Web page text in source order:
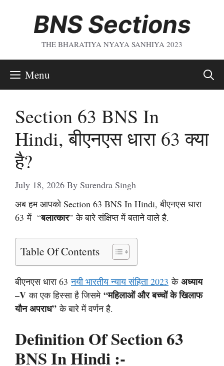
BNS Sections
THE BHARATIYA NYAYA SANHIYA 2023
Menu
Section 63 BNS In
Hindi, बीएनएस धारा 63 क्या
है?
July 18, 2026 By Surendra Singh
अब हम आपको Section 63 BNS In Hindi, बीएनएस धारा
63 में “बलात्कार” के बारे संक्षिप्त में बताने वाले है.
Table Of Contents
बीएनएस धारा 63नयी भारतीय न्याय संहिता 2023 के अध्याय
–Vका एक हिस्सा है जिसमे“महिलाओं और बच्चों के खिलाफ
यौन अपराध”के बारे में वर्णन है.
Definition Of Section 63
BNS In Hindi :-